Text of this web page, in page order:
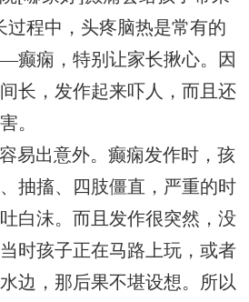
过程中，头疼脑热是常有的
癫痫，特别让家长揪心。因
长，发作起来吓人，而且还
。
易出意外。癫痫发作时，孩
抽搐、四肢僵直，严重的时
白沫。而且发作很突然，没
时孩子正在马路上玩，或者
边，那后果不堪设想。所以